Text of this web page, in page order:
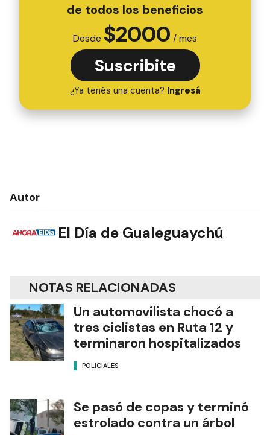
de todos los beneficios
Desde $2000 / mes
Suscribite
¿Ya tenés una cuenta? Ingresá
Autor
El Día de Gualeguaychú
NOTAS RELACIONADAS
Un automovilista chocó a
tres ciclistas en Ruta 12 y
terminaron hospitalizados
POLICIALES
Se pasó de copas y terminó
estrolado contra un árbol